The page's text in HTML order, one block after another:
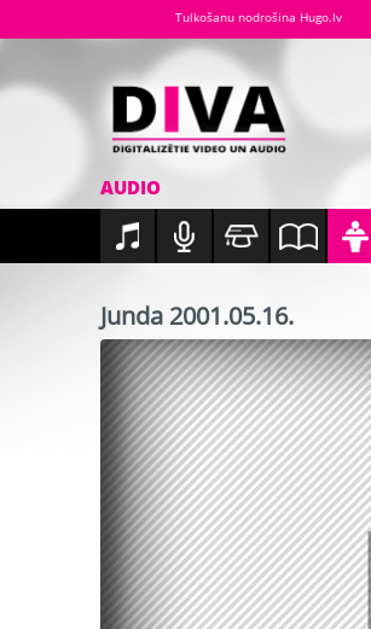
Tulkošanu nodrošina Hugo.lv
AUDIO
Junda 2001.05.16.